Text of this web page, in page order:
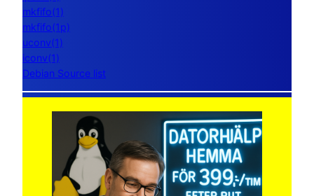
mkfifo(1)
mkfifo(1p)
uconv(1)
iconv(1)
Debian Source list